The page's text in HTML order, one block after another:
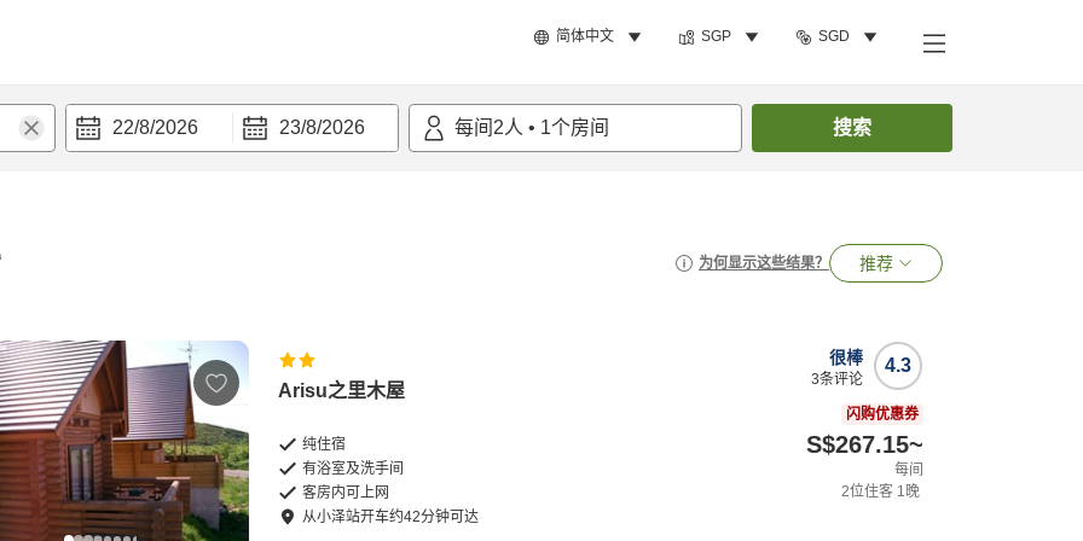
简体中文 SGP SGD
22/8/2026 23/8/2026 每间 2人 • 1个房间 搜索
为何显示这些结果？ 推荐
Arisu之里木屋
纯住宿
有浴室及洗手间
客房内可上网
从小泽站开车约42分钟可达
4.3
很棒
3条评论
闪购优惠券
S$267.15~
每间
2位住客 1晚